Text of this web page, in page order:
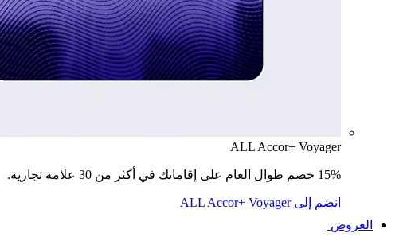
ALL Accor+ Voyager
15% خصم طوال العام على إقاماتك في أكثر من 30 علامة تجارية.
انضم إلى ALL Accor+ Voyager
العروض